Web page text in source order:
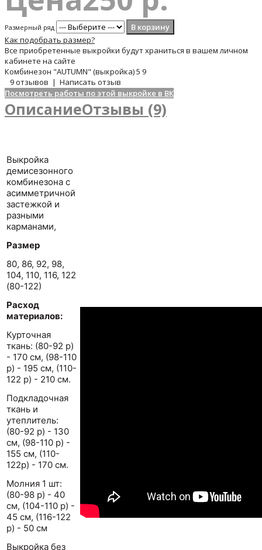
Размерный ряд
Как подобрать размер?
Все приобретенные выкройки будут храниться в вашем личном
кабинете на сайте
Комбинезон "AUTUMN" (выкройка)5 9
9 отзывов | Написать отзыв
Посмотреть работы по этой выкройке в ВК
ОписаниеОтзывы (9)
Выкройка
демисезонного
комбинезона с
асимметричной
застежкой и
разными
карманами,
Размер
80, 86, 92, 98,
104, 110, 116, 122
(80-122)
Расход
материалов:
Курточная
ткань: (80-92 р)
- 170 см, (98-110
р) - 195 см, (110-
122 р) - 210 см.
Подкладочная
ткань и
утеплитель:
(80-92 р) - 130
см, (98-110 р) -
155 см, (110-
122р) - 170 см.
Молния 1 шт:
(80-98 р) - 40
см, (104-110 р) -
45 см, (116-122
р) - 50 см
Выкройка без